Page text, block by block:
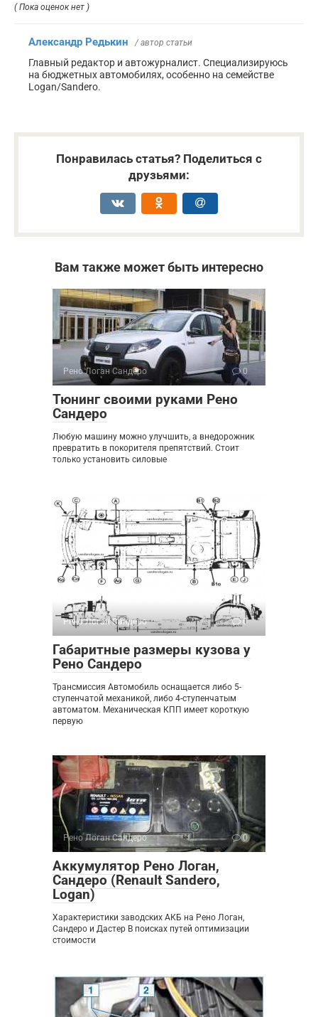
( Пока оценок нет )
Александр Редькин / автор статьи
Главный редактор и автожурналист. Специализируюсь
на бюджетных автомобилях, особенно на семействе
Logan/Sandero.
Понравилась статья? Поделиться с
друзьями:
Вам также может быть интересно
Рено Логан Сандеро 0
Тюнинг своими руками Рено
Сандеро
Любую машину можно улучшить, а внедорожник
превратить в покорителя препятствий. Стоит
только установить силовые
Рено Логан Сандеро 0
Габаритные размеры кузова у
Рено Сандеро
Трансмиссия Автомобиль оснащается либо 5-
ступенчатой механикой, либо 4-ступенчатым
автоматом. Механическая КПП имеет короткую
первую
Рено Логан Сандеро 0
Аккумулятор Рено Логан,
Сандеро (Renault Sandero,
Logan)
Характеристики заводских АКБ на Рено Логан,
Сандеро и Дастер В поисках путей оптимизации
стоимости